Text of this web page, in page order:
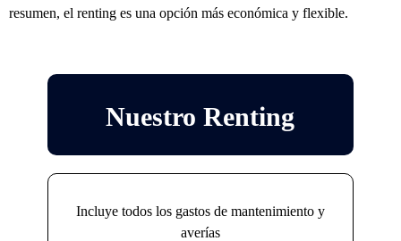
resumen, el renting es una opción más económica y flexible.
Nuestro Renting
Incluye todos los gastos de mantenimiento y
averías